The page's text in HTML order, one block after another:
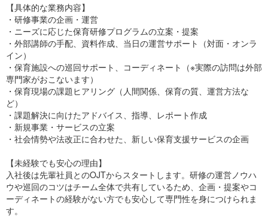
【具体的な業務内容】
・研修事業の企画・運営
・ニーズに応じた保育研修プログラムの立案・提案
・外部講師の手配、資料作成、当日の運営サポート（対面・オンラ
イン）
・保育施設への巡回サポート、コーディネート（※実際の訪問は外部
専門家がおこないます）
・保育現場の課題ヒアリング（人間関係、保育の質、運営方法な
ど）
・課題解決に向けたアドバイス、指導、レポート作成
・新規事業・サービスの立案
・社会情勢や法改正に合わせた、新しい保育支援サービスの企画
【未経験でも安心の理由】
入社後は先輩社員とのOJTからスタートします。研修の運営ノウハ
ウや巡回のコツはチーム全体で共有しているため、企画・提案やコ
ーディネートの経験がない方でも安心して専門性を身につけられま
す。